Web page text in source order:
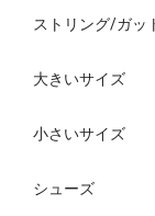
ストリング/ガッ
大きいサイズ
小さいサイズ
シューズ